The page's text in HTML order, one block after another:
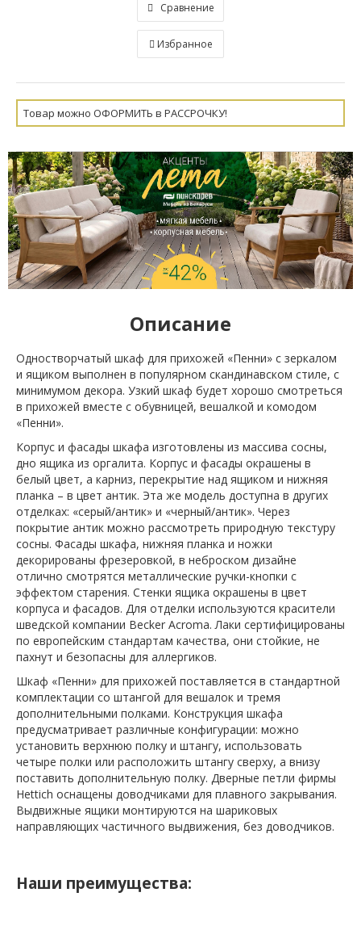
Сравнение
Избранное
Товар можно ОФОРМИТЬ в РАССРОЧКУ!
Описание
Одностворчатый шкаф для прихожей «Пенни» с зеркалом
и ящиком выполнен в популярном скандинавском стиле, с
минимумом декора. Узкий шкаф будет хорошо смотреться
в прихожей вместе с обувницей, вешалкой и комодом
«Пенни».
Корпус и фасады шкафа изготовлены из массива сосны,
дно ящика из оргалита. Корпус и фасады окрашены в
белый цвет, а карниз, перекрытие над ящиком и нижняя
планка – в цвет антик. Эта же модель доступна в других
отделках: «серый/антик» и «черный/антик». Через
покрытие антик можно рассмотреть природную текстуру
сосны. Фасады шкафа, нижняя планка и ножки
декорированы фрезеровкой, в неброском дизайне
отлично смотрятся металлические ручки-кнопки с
эффектом старения. Стенки ящика окрашены в цвет
корпуса и фасадов. Для отделки используются красители
шведской компании Becker Acromа. Лаки сертифицированы
по европейским стандартам качества, они стойкие, не
пахнут и безопасны для аллергиков.
Шкаф «Пенни» для прихожей поставляется в стандартной
комплектации со штангой для вешалок и тремя
дополнительными полками. Конструкция шкафа
предусматривает различные конфигурации: можно
установить верхнюю полку и штангу, использовать
четыре полки или расположить штангу сверху, а внизу
поставить дополнительную полку. Дверные петли фирмы
Hettich оснащены доводчиками для плавного закрывания.
Выдвижные ящики монтируются на шариковых
направляющих частичного выдвижения, без доводчиков.
Наши преимущества: